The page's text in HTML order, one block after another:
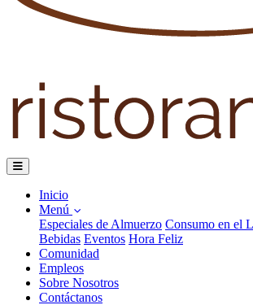
Inicio
Menú
Especiales de Almuerzo Consumo en el
Bebidas Eventos Hora Feliz
Comunidad
Empleos
Sobre Nosotros
Contáctanos